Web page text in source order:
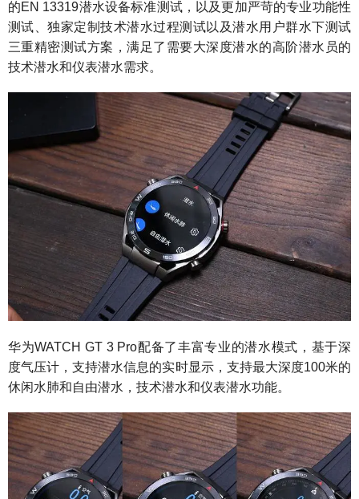
的EN 13319潜水设备标准测试，以及更加严苛的专业功能性
测试、独家定制技术潜水过程测试以及潜水用户群水下测试
三重精密测试方案，满足了需要大深度潜水的高阶潜水员的
技术潜水和仪表潜水需求。
华为WATCH GT 3 Pro配备了丰富专业的潜水模式，基于深
度气压计，支持潜水信息的实时显示，支持最大深度100米的
休闲水肺和自由潜水，技术潜水和仪表潜水功能。